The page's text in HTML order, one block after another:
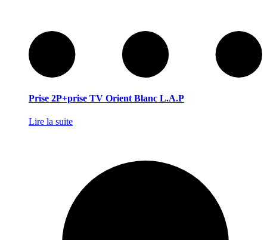
Prise 2P+prise TV Orient Blanc L.A.P
Lire la suite